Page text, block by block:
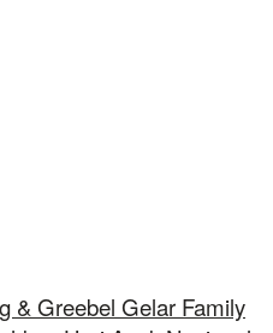
& Greebel Gelar Family